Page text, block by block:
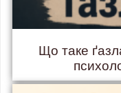
Що таке